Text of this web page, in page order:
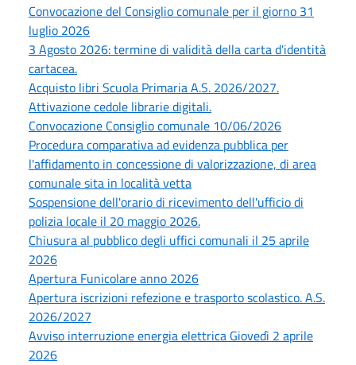
Convocazione del Consiglio comunale per il giorno 31
luglio 2026
3 Agosto 2026: termine di validità della carta d'identità
cartacea.
Acquisto libri Scuola Primaria A.S. 2026/2027.
Attivazione cedole librarie digitali.
Convocazione Consiglio comunale 10/06/2026
Procedura comparativa ad evidenza pubblica per
l'affidamento in concessione di valorizzazione, di area
comunale sita in località vetta
Sospensione dell'orario di ricevimento dell'ufficio di
polizia locale il 20 maggio 2026.
Chiusura al pubblico degli uffici comunali il 25 aprile
2026
Apertura Funicolare anno 2026
Apertura iscrizioni refezione e trasporto scolastico. A.S.
2026/2027
Avviso interruzione energia elettrica Giovedì 2 aprile
2026